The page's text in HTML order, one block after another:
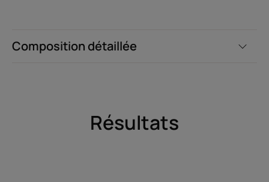
Composition détaillée
Résultats